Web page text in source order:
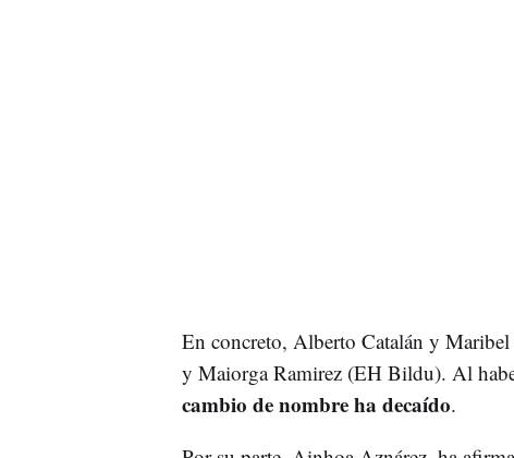
En concreto, Alberto Catalán y
y Maiorga Ramirez (EH Bildu). Al
cambio de nombre ha decaído.